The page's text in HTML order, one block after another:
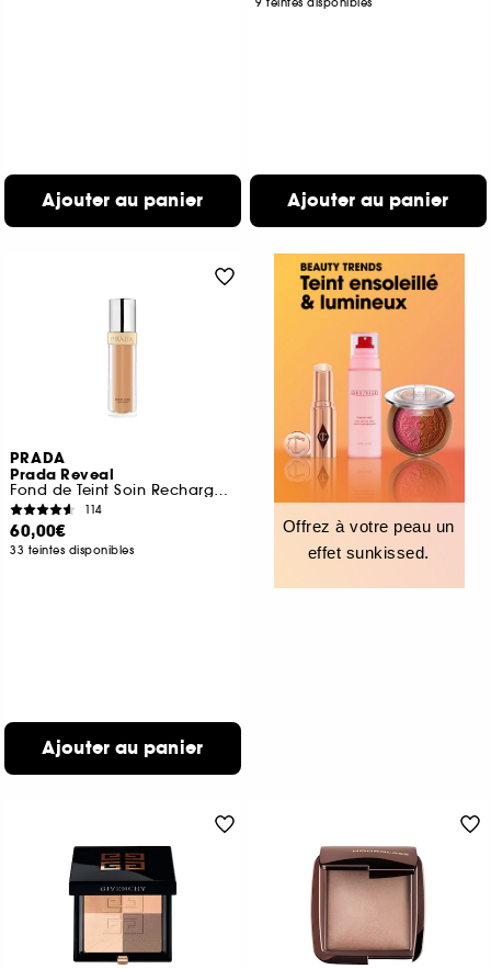
Ajouter au panier Ajouter au panier
PRADA
Prada Reveal
Fond de Teint Soin Rechargeable Tenue 24h Fini Mat Naturel
114
60,00€
33 teintes disponibles
Ajouter au panier
Offrez à votre peau un
effet sunkissed.